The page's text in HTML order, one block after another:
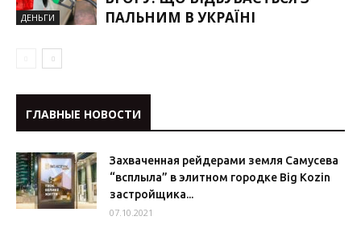
ДЕНЬГИ
ПАЛЬНИМ В УКРАЇНІ
ГЛАВНЫЕ НОВОСТИ
Захваченная рейдерами земля Самусева
“всплыла” в элитном городке Big Kozin
застройщика...
07.10.2021